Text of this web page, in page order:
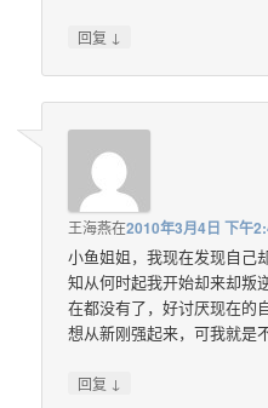
回复 ↓
王海燕在2010年3月4日 下午
小鱼姐姐，我现在发现自己
知从何时起我开始却来却叛
在都没有了，好讨厌现在的
想从新刚强起来，可我就是
回复 ↓